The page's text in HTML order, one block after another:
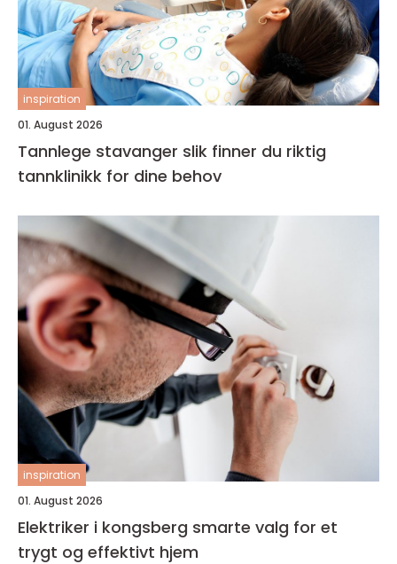
inspiration
01. August 2026
Tannlege stavanger slik finner du riktig
tannklinikk for dine behov
inspiration
01. August 2026
Elektriker i kongsberg smarte valg for et
trygt og effektivt hjem